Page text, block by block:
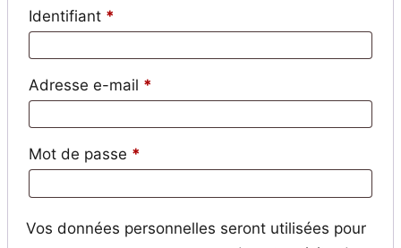
Identifiant *
Adresse e-mail *
Mot de passe *
Vos données personnelles seront utilisées pour